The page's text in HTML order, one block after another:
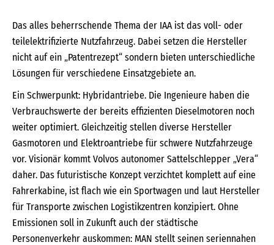
Das alles beherrschende Thema der IAA ist das voll- oder
teilelektrifizierte Nutzfahrzeug. Dabei setzen die Hersteller
nicht auf ein „Patentrezept“ sondern bieten unterschiedliche
Lösungen für verschiedene Einsatzgebiete an.
Ein Schwerpunkt: Hybridantriebe. Die Ingenieure haben die
Verbrauchswerte der bereits effizienten Dieselmotoren noch
weiter optimiert. Gleichzeitig stellen diverse Hersteller
Gasmotoren und Elektroantriebe für schwere Nutzfahrzeuge
vor. Visionär kommt Volvos autonomer Sattelschlepper „Vera“
daher. Das futuristische Konzept verzichtet komplett auf eine
Fahrerkabine, ist flach wie ein Sportwagen und laut Hersteller
für Transporte zwischen Logistikzentren konzipiert. Ohne
Emissionen soll in Zukunft auch der städtische
Personenverkehr auskommen: MAN stellt seinen seriennahen